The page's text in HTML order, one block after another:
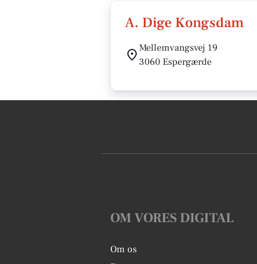
A. Dige Kongsdam
Mellemvangsvej 19
3060 Espergærde
OM VORES DIGITAL
Om os